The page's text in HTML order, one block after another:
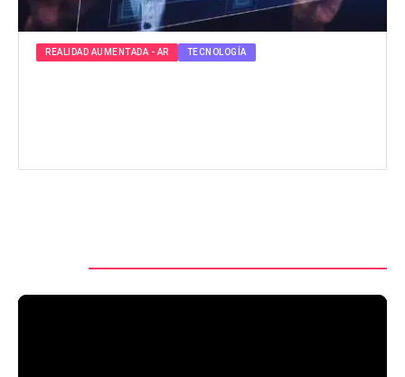
REALIDAD AUMENTADA - AR TECNOLOGÍA